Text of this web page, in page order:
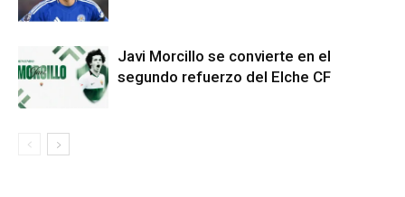
Javi Morcillo se convierte en el
segundo refuerzo del Elche CF